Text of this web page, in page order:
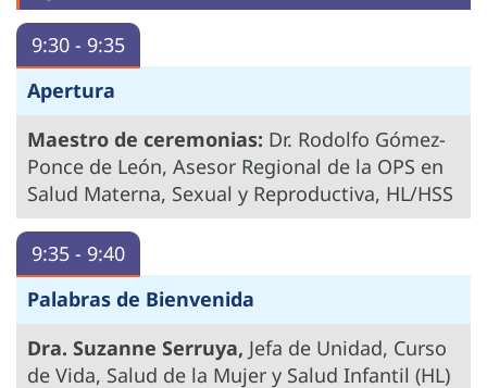
9:30 - 9:35
Apertura
Maestro de ceremonias: Dr. Rodolfo Gómez-
Ponce de León, Asesor Regional de la OPS en
Salud Materna, Sexual y Reproductiva, HL/HSS
9:35 - 9:40
Palabras de Bienvenida
Dra. Suzanne Serruya, Jefa de Unidad, Curso
de Vida, Salud de la Mujer y Salud Infantil (HL)